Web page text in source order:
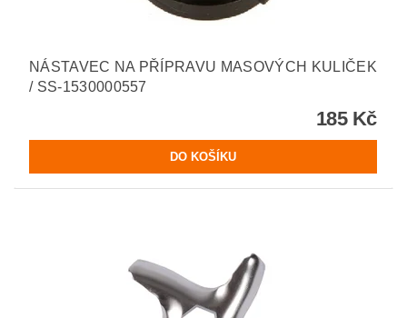
NÁSTAVEC NA PŘÍPRAVU MASOVÝCH KULIČEK
/ SS-1530000557
185 Kč